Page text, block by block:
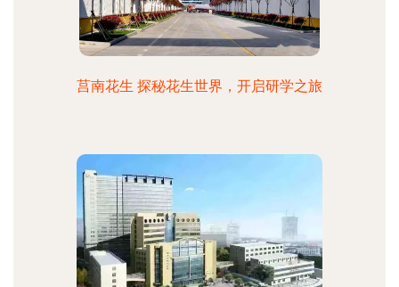
莒南花生 探秘花生世界，开启研学之旅